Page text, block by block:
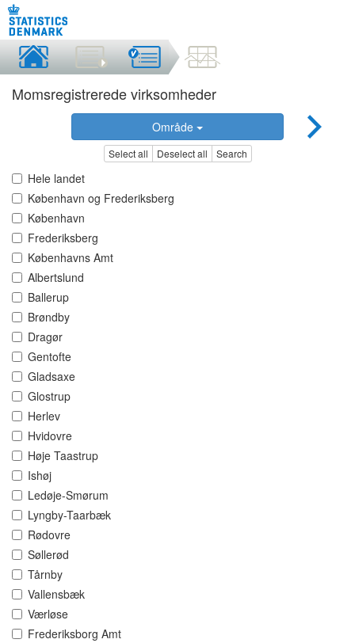
Momsregistrerede virksomheder
Område
Select all Deselect all Search
Hele landet
København og Frederiksberg
København
Frederiksberg
Københavns Amt
Albertslund
Ballerup
Brøndby
Dragør
Gentofte
Gladsaxe
Glostrup
Herlev
Hvidovre
Høje Taastrup
Ishøj
Ledøje-Smørum
Lyngby-Taarbæk
Rødovre
Søllerød
Tårnby
Vallensbæk
Værløse
Frederiksborg Amt